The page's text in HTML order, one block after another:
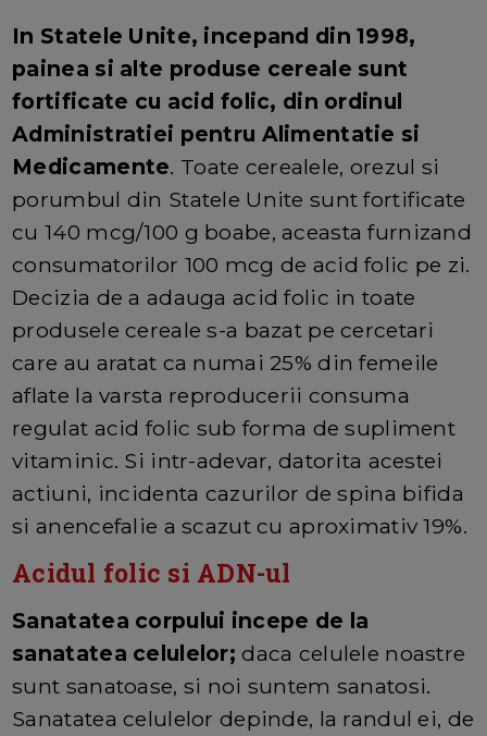
In Statele Unite, incepand din 1998,
painea si alte produse cereale sunt
fortificate cu acid folic, din ordinul
Administratiei pentru Alimentatie si
Medicamente. Toate cerealele, orezul si
porumbul din Statele Unite sunt fortificate
cu 140 mcg/100 g boabe, aceasta furnizand
consumatorilor 100 mcg de acid folic pe zi.
Decizia de a adauga acid folic in toate
produsele cereale s-a bazat pe cercetari
care au aratat ca numai 25% din femeile
aflate la varsta reproducerii consuma
regulat acid folic sub forma de supliment
vitaminic. Si intr-adevar, datorita acestei
actiuni, incidenta cazurilor de spina bifida
si anencefalie a scazut cu aproximativ 19%.
Acidul folic si ADN-ul
Sanatatea corpului incepe de la
sanatatea celulelor; daca celulele noastre
sunt sanatoase, si noi suntem sanatosi.
Sanatatea celulelor depinde, la randul ei, de